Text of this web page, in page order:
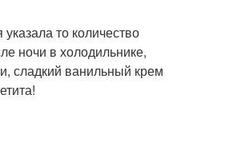
то количество
ночи в холодильнике,
сладкий ванильный крем